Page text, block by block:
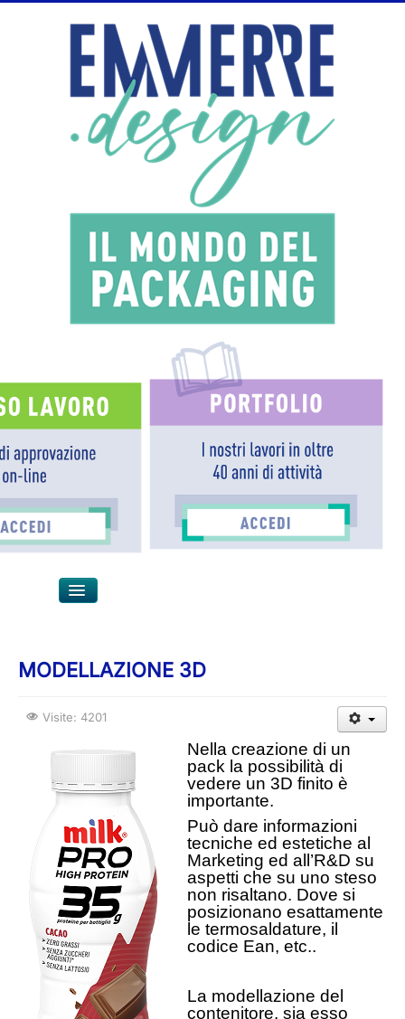
Sei qui: Home COMUNICAZIONE E MARKETING
MODELLAZIONE 3D
Visite: 4201
Nella creazione di un
pack la possibilità di
vedere un 3D finito è
importante.
Può dare informazioni
tecniche ed estetiche al
Marketing ed all’R&D su
aspetti che su uno steso
non risaltano. Dove si
posizionano esattamente
le termosaldature, il
codice Ean, etc..
La modellazione del
contenitore, sia esso